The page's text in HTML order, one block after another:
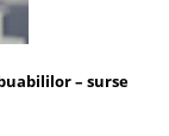
– surse